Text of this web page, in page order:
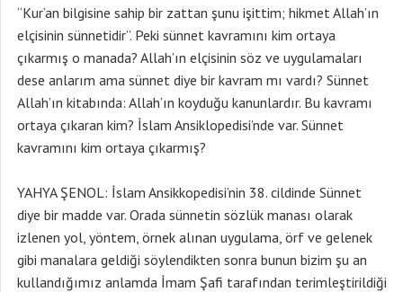
“Kur’an bilgisine sahip bir zattan şunu işittim; hikmet Allah’ın
elçisinin sünnetidir”. Peki sünnet kavramını kim ortaya
çıkarmış o manada? Allah’ın elçisinin söz ve uygulamaları
dese anlarım ama sünnet diye bir kavram mı vardı? Sünnet
Allah’ın kitabında: Allah’ın koyduğu kanunlardır. Bu kavramı
ortaya çıkaran kim? İslam Ansiklopedisi’nde var. Sünnet
kavramını kim ortaya çıkarmış?
YAHYA ŞENOL: İslam Ansikkopedisi’nin 38. cildinde Sünnet
diye bir madde var. Orada sünnetin sözlük manası olarak
izlenen yol, yöntem, örnek alınan uygulama, örf ve gelenek
gibi manalara geldiği söylendikten sonra bunun bizim şu an
kullandığımız anlamda İmam Şafi tarafından terimleştirildiği